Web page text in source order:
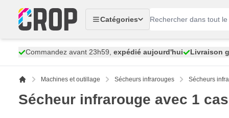
Catégories
Commandez avant 23h59, expédié aujourd'hui Livraison
Machines et outillage Sécheurs infrarouges Sécheurs
Sécheur infrarouge avec 1